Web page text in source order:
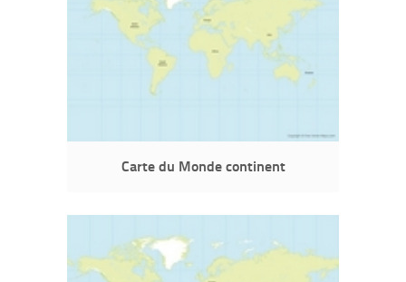
Carte du Monde continent